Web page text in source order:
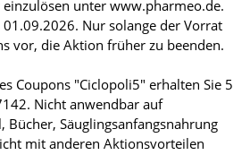
unter www.pharmeo.de.
Nur solange der Vorrat
vor, die Aktion früher zu beenden.
Coupons "Ciclopoli5" erhalten Sie 5
Nicht anwendbar auf
Bücher, Säuglingsanfangsnahrung
mit anderen Aktionsvorteilen